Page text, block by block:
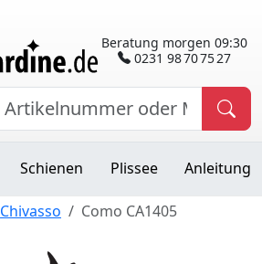
Beratung morgen 09:30
0231 98 70 75 27
Schienen Plissee Anleitung
Chivasso Como CA1405